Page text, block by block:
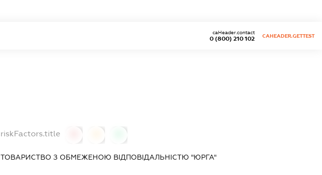
0 (800) 210 102
caHeader.contact
CAHEADER.GETTEST
riskFactors.title
ТОВАРИСТВО З ОБМЕЖЕНОЮ ВІДПОВІДАЛЬНІСТЮ "ЮРГА"